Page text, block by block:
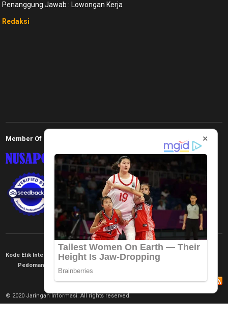
Penanggung Jawab : Lowongan Kerja
Redaksi
Member Of
Kode Etik Internal KEJ Disclaimer
Tentang Kami
Pedoman Media Siber
© 2020 Jaringan Informasi. All rights reserved.
×